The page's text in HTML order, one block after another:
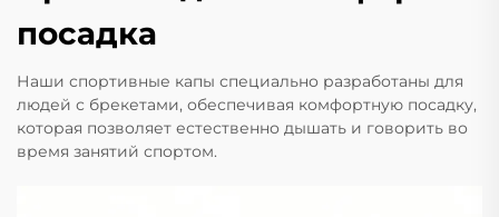
посадка
Наши спортивные капы специально разработаны для
людей с брекетами, обеспечивая комфортную посадку,
которая позволяет естественно дышать и говорить во
время занятий спортом.